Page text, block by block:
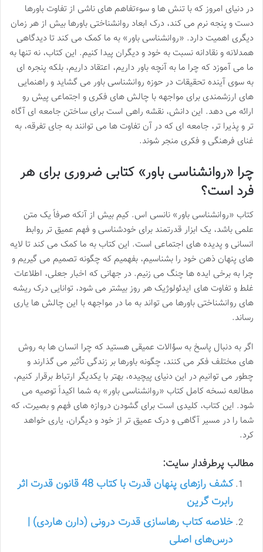
در دنیای امروز که با تنش ها و سوءتفاهم های ناشی از تفاوت باورها
دست و پنجه نرم می کند، درک ابعاد روانشناختی باورها بیش از هر زمان
دیگری اهمیت دارد. «روانشناسی باور» به ما کمک می کند تا دیدگاهی
همدلانه و نقادانه نسبت به خود و دیگران پیدا کنیم. این کتاب، نه تنها به
ما می آموزد که چرا ما به آنچه باور داریم، اعتقاد داریم، بلکه پنجره ای
به سوی آینده تحقیقات در حوزه روانشناسی باور می گشاید و راهنمایی
های ارزشمندی برای مواجهه با چالش های فکری و اجتماعی پیش رو
ارائه می دهد. این دانش، نقشه راهی است برای ساختن جامعه ای آگاه
تر و پذیرا تر، جامعه ای که در آن تفاوت ها می توانند به جای تفرقه، به
غنای فرهنگی و فکری منجر شوند.
چرا «روانشناسی باور» کتابی ضروری برای هر
فرد است؟
کتاب «روانشناسی باور» نانسی اس. کیم بیش از آنکه صرفاً یک متن
علمی باشد، یک ابزار قدرتمند برای خودشناسی و فهم عمیق تر روابط
انسانی و پدیده های اجتماعی است. این کتاب به ما کمک می کند تا لایه
های پنهان ذهن خود را بشناسیم، بفهمیم که چگونه تصمیم می گیریم و
چرا به برخی ایده ها چنگ می زنیم. در جهانی که اخبار جعلی، اطلاعات
غلط و تفاوت های ایدئولوژیک هر روز بیشتر می شود، توانایی درک ریشه
های روانشناختی باورها می تواند به ما در مواجهه با این چالش ها یاری
رساند.
اگر به دنبال پاسخ به سؤالات عمیقی هستید که چرا انسان ها به روش
های مختلف فکر می کنند، چگونه باورها بر زندگی تأثیر می گذارند و
چطور می توانیم در این دنیای پیچیده، بهتر با یکدیگر ارتباط برقرار کنیم،
مطالعه نسخه کامل کتاب «روانشناسی باور» به شما اکیداً توصیه می
شود. این کتاب، کلیدی است برای گشودن دروازه های فهم و بصیرت، که
شما را در مسیر آگاهی و درک عمیق تر از خود و دیگران، یاری خواهد
کرد.
مطالب پرطرفدار سایت:
کشف رازهای پنهان قدرت با کتاب 48 قانون قدرت اثر
رابرت گرین
خلاصه کتاب رهاسازی قدرت درونی (دارن هاردی) |
درس‌های اصلی